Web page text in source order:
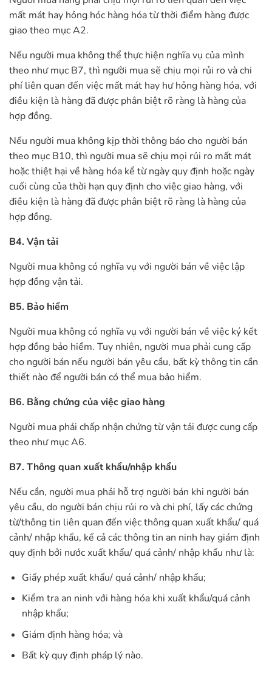
mất mát hay hỏng hóc hàng hóa từ thời điểm hàng được
giao theo mục A2.
Nếu người mua không thể thực hiện nghĩa vụ của mình
theo như mục B7, thì người mua sẽ chịu mọi rủi ro và chi
phí liên quan đến việc mất mát hay hư hỏng hàng hóa, với
điều kiện là hàng đã được phân biệt rõ ràng là hàng của
hợp đồng.
Nếu người mua không kịp thời thông báo cho người bán
theo mục B10, thì người mua sẽ chịu mọi rủi ro mất mát
hoặc thiệt hại về hàng hóa kể từ ngày quy định hoặc ngày
cuối cùng của thời hạn quy định cho việc giao hàng, với
điều kiện là hàng đã được phân biệt rõ ràng là hàng của
hợp đồng.
B4. Vận tải
Người mua không có nghĩa vụ với người bán về việc lập
hợp đồng vận tải.
B5. Bảo hiểm
Người mua không có nghĩa vụ với người bán về việc ký kết
hợp đồng bảo hiểm. Tuy nhiên, người mua phải cung cấp
cho người bán nếu người bán yêu cầu, bất kỳ thông tin cần
thiết nào để người bán có thể mua bảo hiểm.
B6. Bằng chứng của việc giao hàng
Người mua phải chấp nhận chứng từ vận tải được cung cấp
theo như mục A6.
B7. Thông quan xuất khẩu/nhập khẩu
Nếu cần, người mua phải hỗ trợ người bán khi người bán
yêu cầu, do người bán chịu rủi ro và chi phí, lấy các chứng
từ/thông tin liên quan đến việc thông quan xuất khẩu/ quá
cảnh/ nhập khẩu, kể cả các thông tin an ninh hay giám định
quy định bởi nước xuất khẩu/ quá cảnh/ nhập khẩu như là:
Giấy phép xuất khẩu/ quá cảnh/ nhập khẩu;
Kiểm tra an ninh với hàng hóa khi xuất khẩu/quá cảnh
nhập khẩu;
Giám định hàng hóa; và
Bất kỳ quy định pháp lý nào.